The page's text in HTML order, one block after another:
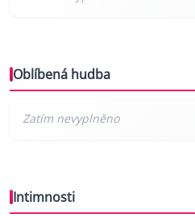
Oblíbená hudba
Intimnosti